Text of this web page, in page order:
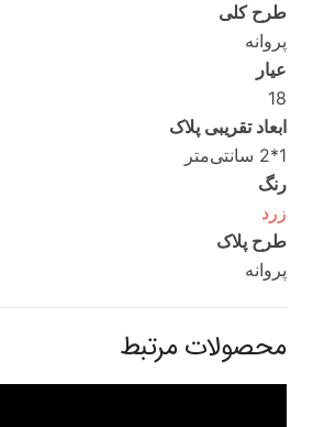
طرح کلی
پروانه
عیار
18
ابعاد تقریبی پلاک
1*2 سانتی‌متر
رنگ
زرد
طرح پلاک
پروانه
محصولات مرتبط